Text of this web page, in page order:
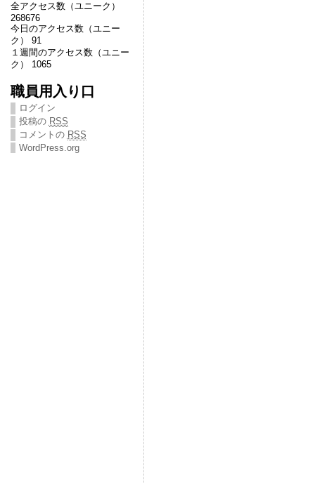
全アクセス数（ユニーク）
268676
今日のアクセス数（ユニー
ク） 91
１週間のアクセス数（ユニー
ク） 1065
職員用入り口
ログイン
投稿の RSS
コメントの RSS
WordPress.org